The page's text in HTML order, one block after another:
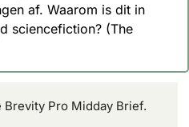
af. Waarom is dit in
sciencefiction? (The
Pro Midday Brief.